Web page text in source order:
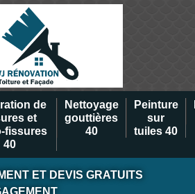
de
et
fissures
40
Nettoyage
gouttières
40
Peinture
sur
tuiles 40
ET DEVIS GRATUITS